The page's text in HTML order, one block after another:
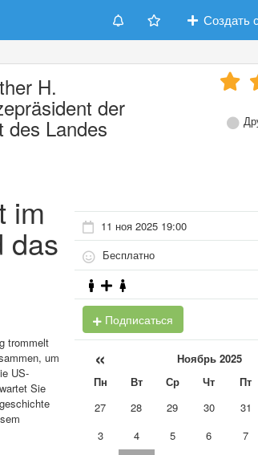
Создать
H.
der
des Landes
im
das
trommelt
um
US-
Sie
11 ноя 2025 19:00
Бесплатно
Подписаться
« Ноябрь 2025
Пн Вт Ср Чт Пт
27
28 29 30 31
3
4 5 6 7